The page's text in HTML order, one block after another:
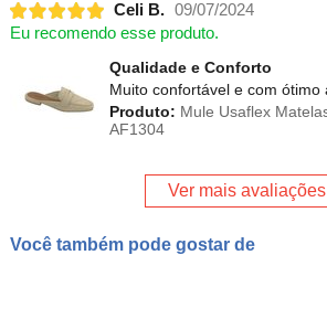
Celi B. 09/07/2024
Eu recomendo esse produto.
Qualidade e Conforto
Muito confortável e com ótimo
Produto: Mule Usaflex
AF1304
Ver mais avaliações
Você também pode gostar de